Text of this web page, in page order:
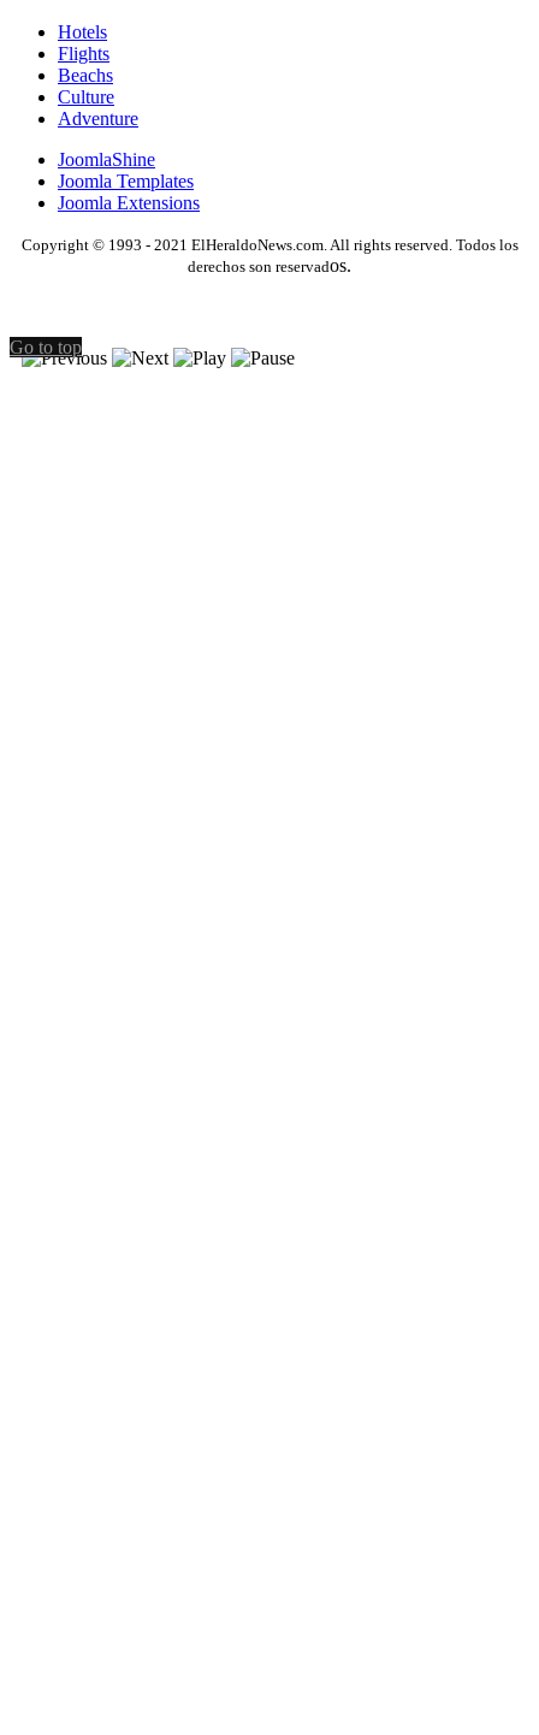
Hotels
Flights
Beachs
Culture
Adventure
JoomlaShine
Joomla Templates
Joomla Extensions
Copyright © 1993 - 2021 ElHeraldoNews.com. All rights reserved. Todos los
derechos son reservados.
Go to top